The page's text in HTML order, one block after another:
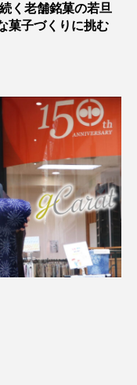
く老舗銘菓の若旦
菓子づくりに挑む